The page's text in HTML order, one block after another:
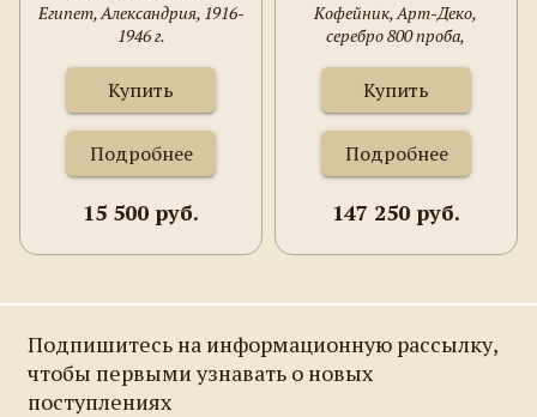
Египет, Александрия, 1916-
1946 г.
Купить
Подробнее
15 500 руб.
Кофейник, Арт-Деко,
серебро 800 проба,
Binder, 1930-е гг. 580 грамм,
180 мм высота, 215 мм
ширина.
Купить
Подробнее
147 250 руб.
Подпишитесь на информационную рассылку,
чтобы первыми узнавать о новых
поступлениях